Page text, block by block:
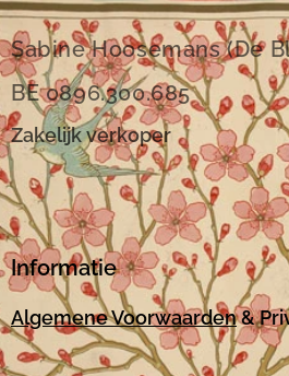
Sabine Hoosemans (De
BE 0896.300.685
Zakelijk verkoper
Informatie
Algemene Voorwaarden&